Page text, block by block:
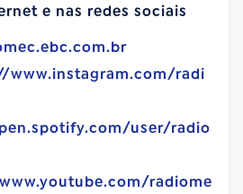
e nas redes sociais
www.instagram.com/radi
user/radio
radiome